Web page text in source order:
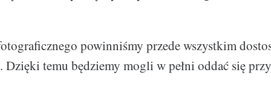
powinniśmy przede wszystkim
Dzięki temu będziemy mogli w pełni oddać się